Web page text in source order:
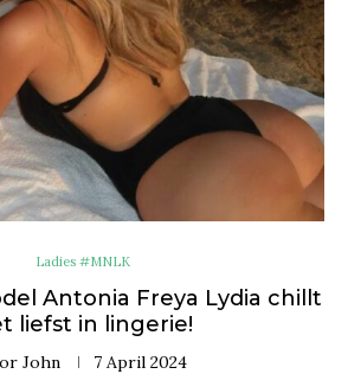
Ladies #MNLK
Antonia Freya Lydia chillt
liefst in lingerie!
John 7 April 2024